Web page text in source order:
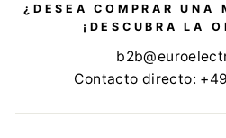
¿DESEA COMPRAR UNA
¡DESCUBRA LA
Contacto directo: